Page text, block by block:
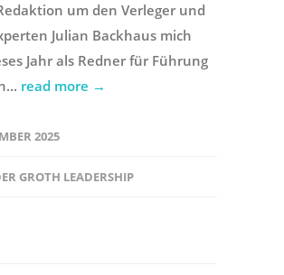
um den Verleger und
Julian Backhaus mich
Jahr als Redner für Führung
read more →
2025
GROTH LEADERSHIP